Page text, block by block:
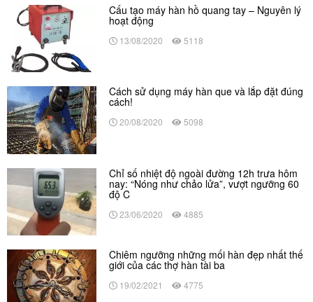
Cấu tạo máy hàn hồ quang tay – Nguyên lý
hoạt động
13/08/2020 5118
Cách sử dụng máy hàn que và lắp đặt đúng
cách!
20/08/2020 5098
Chỉ số nhiệt độ ngoài đường 12h trưa hôm
nay: “Nóng như chảo lửa”, vượt ngưỡng 60
độ C
23/06/2020 4885
Chiêm ngưỡng những mối hàn đẹp nhất thế
giới của các thợ hàn tài ba
19/02/2021 4775